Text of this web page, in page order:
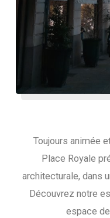
Toujours animée
Place Royale
architecturale, dans
Découvrez notre
espace